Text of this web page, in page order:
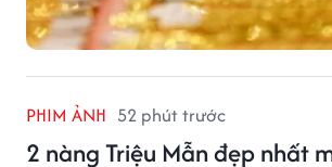
PHIM ẢNH 52 phút trước
2 nàng Triệu Mẫn đẹp nhất